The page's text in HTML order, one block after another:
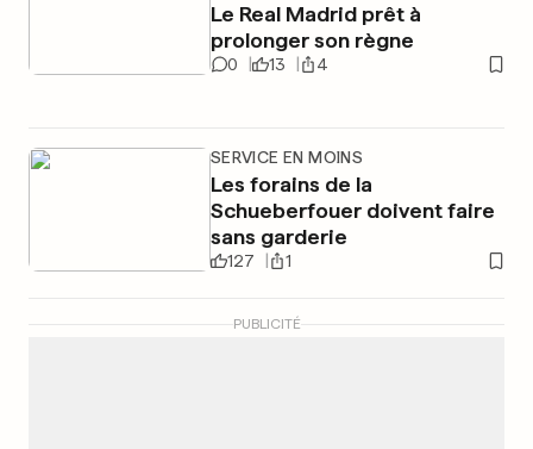
Le Real Madrid prêt à
prolonger son règne
0 13 4
SERVICE EN MOINS
Les forains de la
Schueberfouer doivent faire
sans garderie
127 1
PUBLICITÉ